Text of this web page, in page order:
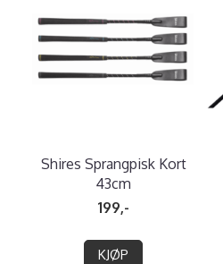
Shires Sprangpisk Kort
43cm
199,-
KJØP